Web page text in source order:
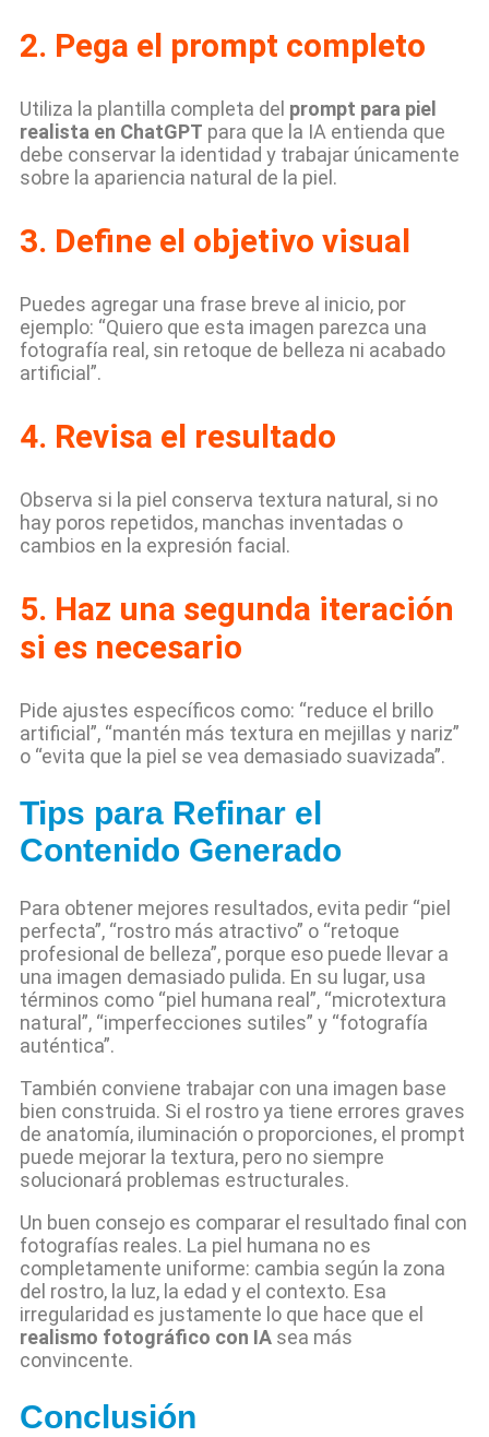
2. Pega el prompt completo
Utiliza la plantilla completa del prompt para piel
realista en ChatGPT para que la IA entienda que
debe conservar la identidad y trabajar únicamente
sobre la apariencia natural de la piel.
3. Define el objetivo visual
Puedes agregar una frase breve al inicio, por
ejemplo: “Quiero que esta imagen parezca una
fotografía real, sin retoque de belleza ni acabado
artificial”.
4. Revisa el resultado
Observa si la piel conserva textura natural, si no
hay poros repetidos, manchas inventadas o
cambios en la expresión facial.
5. Haz una segunda iteración
si es necesario
Pide ajustes específicos como: “reduce el brillo
artificial”, “mantén más textura en mejillas y nariz”
o “evita que la piel se vea demasiado suavizada”.
Tips para Refinar el
Contenido Generado
Para obtener mejores resultados, evita pedir “piel
perfecta”, “rostro más atractivo” o “retoque
profesional de belleza”, porque eso puede llevar a
una imagen demasiado pulida. En su lugar, usa
términos como “piel humana real”, “microtextura
natural”, “imperfecciones sutiles” y “fotografía
auténtica”.
También conviene trabajar con una imagen base
bien construida. Si el rostro ya tiene errores graves
de anatomía, iluminación o proporciones, el prompt
puede mejorar la textura, pero no siempre
solucionará problemas estructurales.
Un buen consejo es comparar el resultado final con
fotografías reales. La piel humana no es
completamente uniforme: cambia según la zona
del rostro, la luz, la edad y el contexto. Esa
irregularidad es justamente lo que hace que el
realismo fotográfico con IA sea más
convincente.
Conclusión